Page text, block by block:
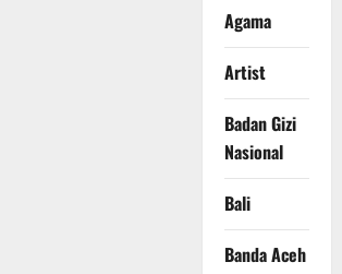
Agama
Artist
Badan Gizi
Nasional
Bali
Banda Aceh